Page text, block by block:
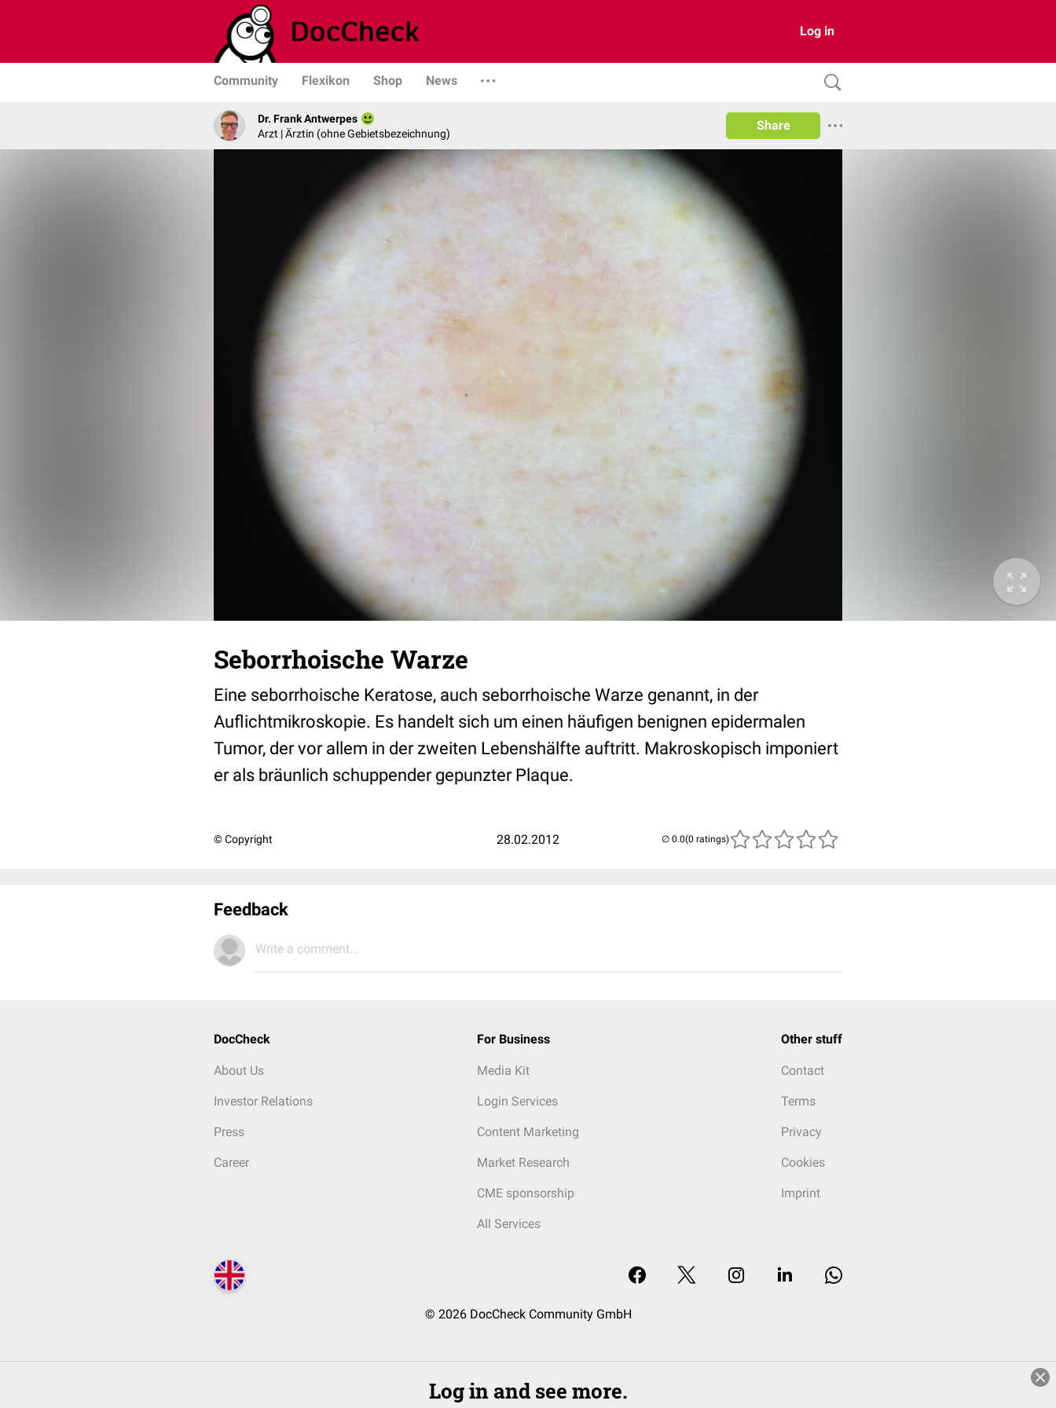
Log in
Community Flexikon Shop News
Dr. Frank Antwerpes
Arzt | Ärztin (ohne Gebietsbezeichnung)
Share
Seborrhoische Warze
Eine seborrhoische Keratose, auch seborrhoische Warze genannt, in der
Auflichtmikroskopie. Es handelt sich um einen häufigen benignen epidermalen
Tumor, der vor allem in der zweiten Lebenshälfte auftritt. Makroskopisch imponiert
er als bräunlich schuppender gepunzter Plaque.
© Copyright 28.02.2012 (0 ratings)
Feedback
Write a comment...
DocCheck
About Us
Investor Relations
Press
Career
For Business
Media Kit
Login Services
Content Marketing
Market Research
CME sponsorship
All Services
Other stuff
Contact
Terms
Privacy
Cookies
Imprint
© 2026 DocCheck Community GmbH
Log in and see more.